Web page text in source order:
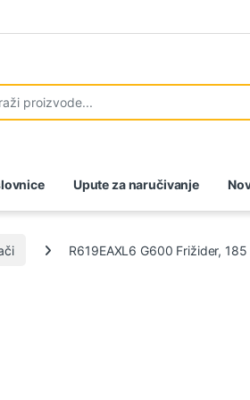
Upute za naručivanje
R619EAXL6 G600 Frižider,